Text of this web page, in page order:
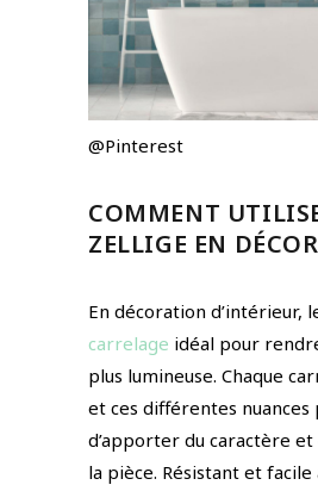
@Pinterest
COMMENT
ZELLIGE EN
En décoration d’intérieur,
carrelage idéal pour
plus lumineuse. Chaque
et ces différentes
d’apporter du caractère et
la pièce. Résistant et